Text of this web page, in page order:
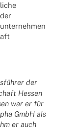
der
Hessen
war er für
GmbH als
er auch